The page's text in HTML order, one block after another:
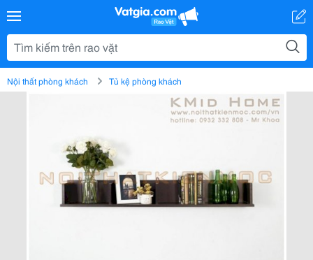
Nội thất phòng khách Tủ kệ phòng khách